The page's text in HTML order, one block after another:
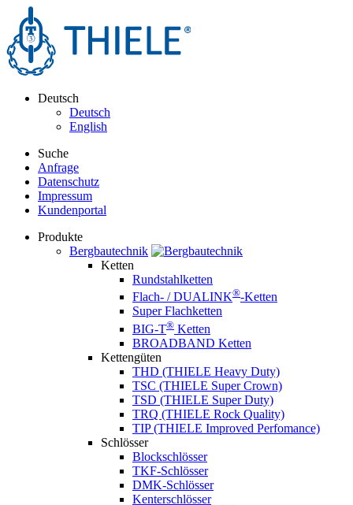
Deutsch
Deutsch
English
Suche
Anfrage
Datenschutz
Impressum
Kundenportal
Produkte
Bergbautechnik
Ketten
Rundstahlketten
Flach- / DUALINK®-Ketten
Super Flachketten
BIG-T® Ketten
BROADBAND Ketten
Kettengüten
THD (THIELE Heavy Duty)
TSC (THIELE Super Crown)
TSD (THIELE Super Duty)
TRQ (THIELE Rock Quality)
TIP (THIELE Improved Perfomance)
Schlösser
Blockschlösser
TKF-Schlösser
DMK-Schlösser
Kenterschlösser